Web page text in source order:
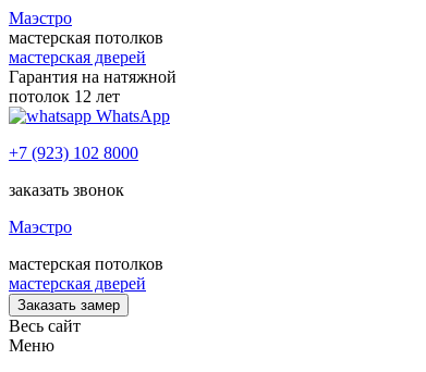
Маэстро
мастерская потолков
мастерская дверей
Гарантия на натяжной
потолок 12 лет
WhatsApp
+7 (923) 102 8000
заказать звонок
Маэстро
мастерская потолков
мастерская дверей
Заказать замер
Весь сайт
Меню